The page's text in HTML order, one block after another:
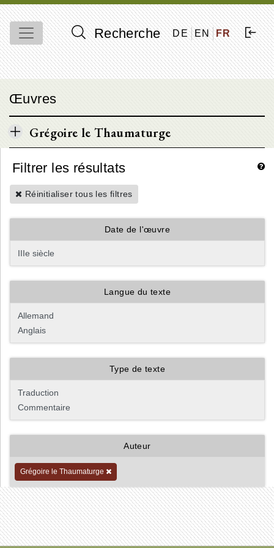
Recherche DE EN FR
Œuvres
Grégoire le Thaumaturge
Filtrer les résultats
Réinitialiser tous les filtres
Date de l'œuvre
Langue du texte
Type de texte
Auteur
Grégoire le Thaumaturge